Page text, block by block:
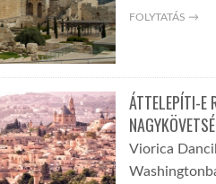
FOLYTATÁS →
ÁTTELEPÍTI-E
Viorica